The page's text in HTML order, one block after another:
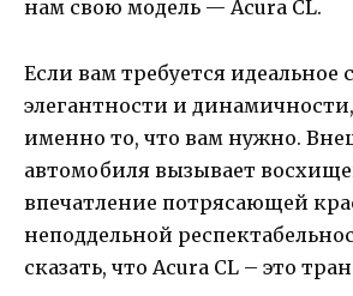
нам свою модель — Acura CL.
Если вам требуется идеальное
элегантности и
именно то, что вам нужно.
автомобиля вызывает
впечатление потрясающей
неподдельной
сказать, что Acura CL – это